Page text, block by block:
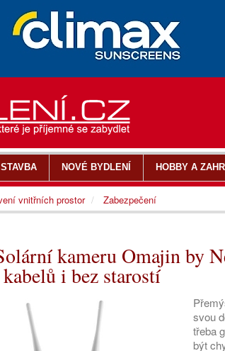
kameru Omajin by
i bez starostí
svou
třeba
být
STAVBA NOVÉ BYDLENÍ HOBBY A
vnitřních prostor Zabezpečení